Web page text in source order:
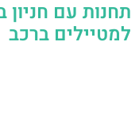
תחנות עם
למטיילים ברכב